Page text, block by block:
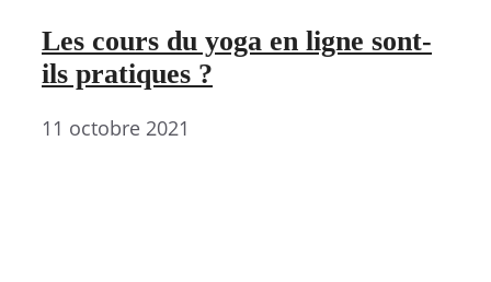
Les cours du yoga en ligne sont-
ils pratiques ?
11 octobre 2021